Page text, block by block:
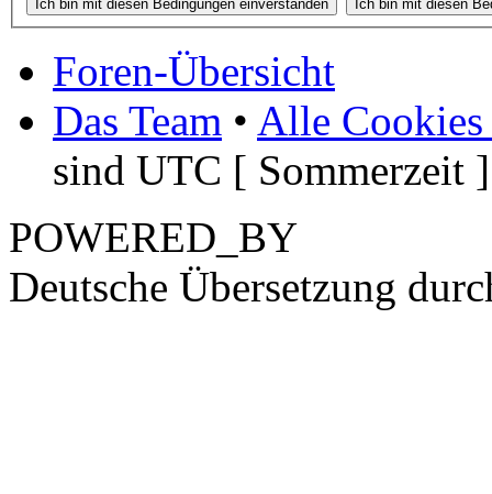
Foren-Übersicht
Das Team • Alle Cookies
sind UTC [ Sommerzeit ]
POWERED_BY
Deutsche Übersetzung